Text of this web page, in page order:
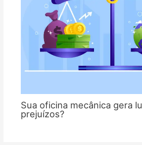
Sua oficina mecânica gera
prejuízos?